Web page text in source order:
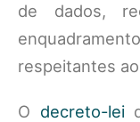
de dados,
respeitantes
O decreto-lei